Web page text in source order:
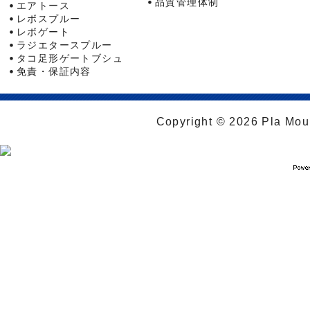
エアトース
レボスプルー
レボゲート
ラジエタースプルー
タコ足形ゲートブシュ
免責・保証内容
Copyright © 2026 Pla